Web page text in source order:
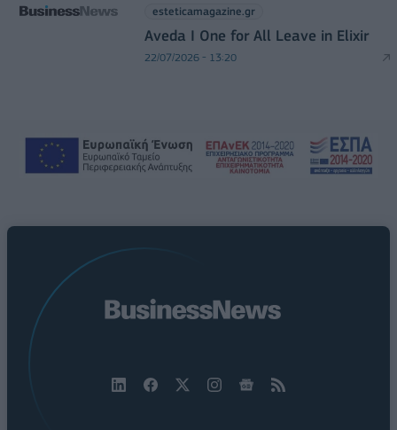
esteticamagazine.gr
Aveda I One for All Leave in Elixir
22/07/2026 - 13:20